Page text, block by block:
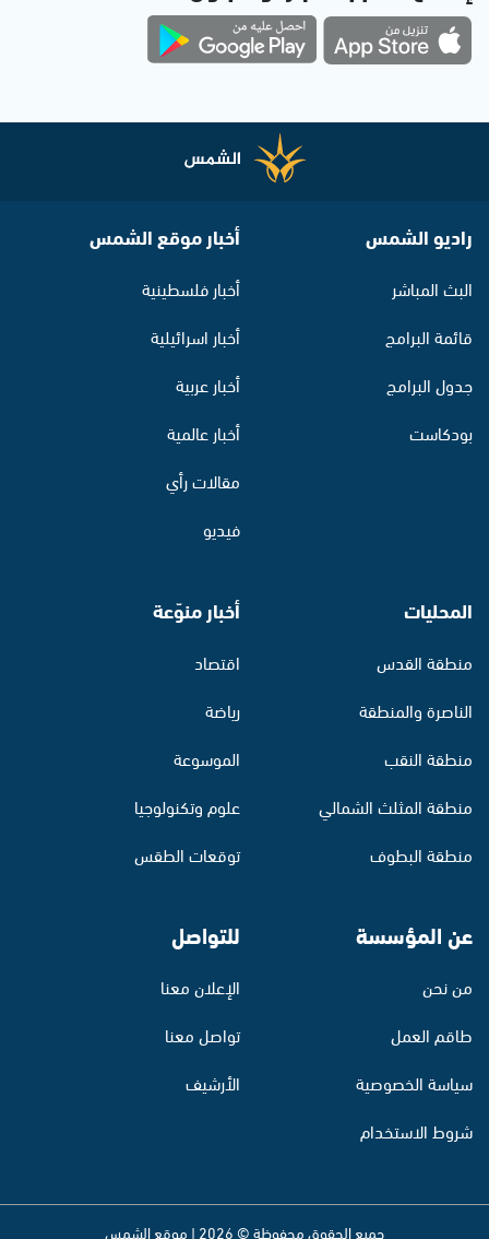
راديو الشمس
البث المباشر
قائمة البرامج
جدول البرامج
بودكاست
أخبار موقع الشمس
أخبار فلسطينية
أخبار اسرائيلية
أخبار عربية
أخبار عالمية
مقالات رأي
فيديو
المحليات
منطقة القدس
الناصرة والمنطقة
منطقة النقب
منطقة المثلث الشمالي
منطقة البطوف
أخبار منوّعة
اقتصاد
رياضة
الموسوعة
علوم وتكنولوجيا
توقعات الطقس
عن المؤسسة
من نحن
طاقم العمل
سياسة الخصوصية
شروط الاستخدام
للتواصل
الإعلان معنا
تواصل معنا
الأرشيف
جميع الحقوق محفوظة © 2026 | موقع الشمس